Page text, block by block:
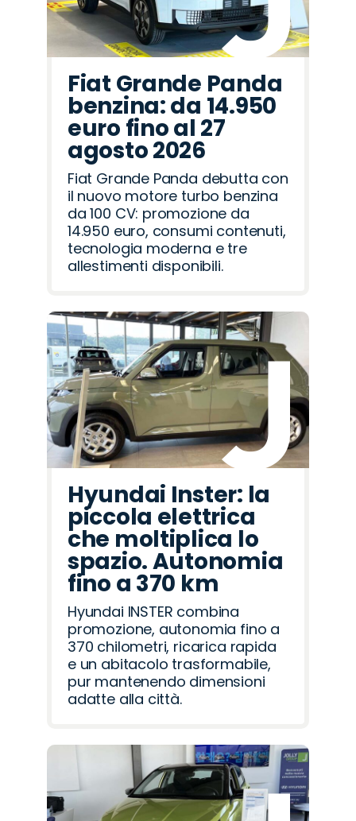
Fiat Grande Panda
benzina: da 14.950
euro fino al 27
agosto 2026
Fiat Grande Panda debutta con
il nuovo motore turbo benzina
da 100 CV: promozione da
14.950 euro, consumi contenuti,
tecnologia moderna e tre
allestimenti disponibili.
Hyundai Inster: la
piccola elettrica
che moltiplica lo
spazio. Autonomia
fino a 370 km
Hyundai INSTER combina
promozione, autonomia fino a
370 chilometri, ricarica rapida
e un abitacolo trasformabile,
pur mantenendo dimensioni
adatte alla città.